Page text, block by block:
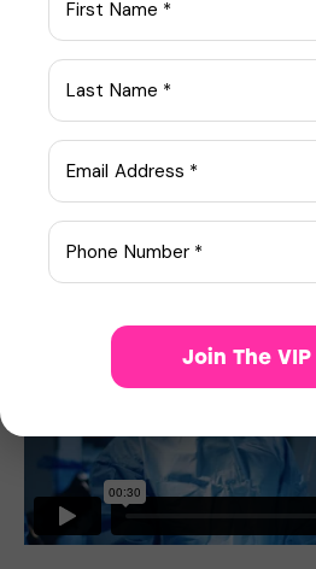
metus, nec dapibus risus risus
Lorem ipsum dolor sit amet,
sed diam nonumy eirmod
dolore magna aliquyam erat,
vero eos et accusam et justo
Stet clita kasd gubergren, no
Lorem ipsum dolor sit amet.
Join The